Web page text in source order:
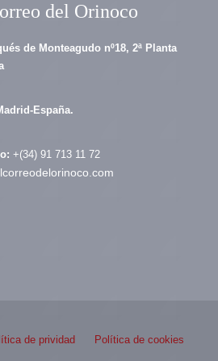
del Orinoco
de Monteagudo nº18, 2ª Planta
España.
+(34) 91 713 11 72
de prividad Política de cookies